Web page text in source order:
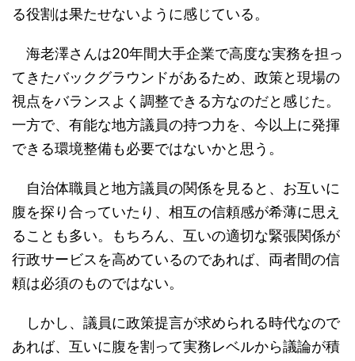
る役割は果たせないように感じている。
海老澤さんは20年間大手企業で高度な実務を担っ
てきたバックグラウンドがあるため、政策と現場の
視点をバランスよく調整できる方なのだと感じた。
一方で、有能な地方議員の持つ力を、今以上に発揮
できる環境整備も必要ではないかと思う。
自治体職員と地方議員の関係を見ると、お互いに
腹を探り合っていたり、相互の信頼感が希薄に思え
ることも多い。もちろん、互いの適切な緊張関係が
行政サービスを高めているのであれば、両者間の信
頼は必須のものではない。
しかし、議員に政策提言が求められる時代なので
あれば、互いに腹を割って実務レベルから議論が積